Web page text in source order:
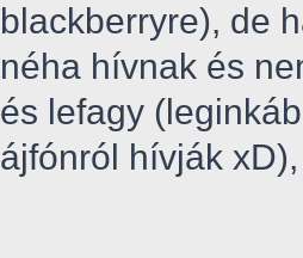
blackberryre), de
néha hívnak és
és lefagy
ájfónról hívják